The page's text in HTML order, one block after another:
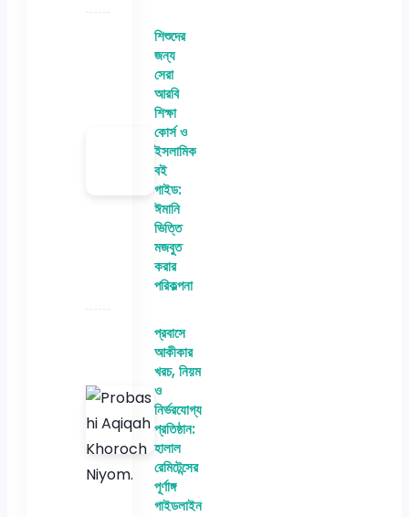
শিশুদের
জন্য
সেরা
আরবি
শিক্ষা
কোর্স ও
ইসলামিক
বই
গাইড:
ঈমানি
ভিত্তি
মজবুত
করার
পরিকল্পনা
প্রবাসে
আকীকার
খরচ, নিয়ম
ও
নির্ভরযোগ্য
প্রতিষ্ঠান:
হালাল
রেমিটেন্সের
পূর্ণাঙ্গ
গাইডলাইন